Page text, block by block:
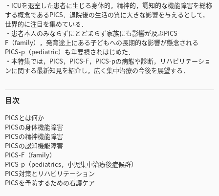
・ICUを退室した患者に生じる身体的，精神的，認知的な機能障害を総称
する概念であるPICS．退院後の生活の質に大きな影響を与えるとして，
世界的に注目を集めている．
・患者本人のみならずにとどまらず家族にも影響が及ぶPICS-
F（family），発育途上にある子どもへの長期的な影響が懸念される
PICS-p（pediatric）も重要視されはじめた．
・本特集では，PICS，PICS-F，PICS-pの病態や診断，リハビリテーショ
ンに関する最新知見を紹介し，広く集中治療の今後を展望する．
目次
PICSとは何か
PICSの身体機能障害
PICSの精神機能障害
PICSの認知機能障害
PICS-F（family）
PICS-p（pediatrics，小児集中治療後症候群）
PICS対策とリハビリテーション
PICSを予防するための看護ケア